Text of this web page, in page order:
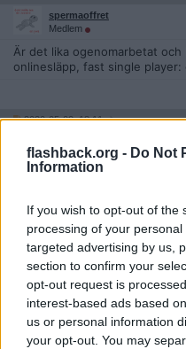
flashback.org - Do Not
Information
If you wish to opt-out of the
processing of your
targeted advertising by us,
section to confirm your
opt-out request is
interest-based ads based
us or personal information
your opt-out. You may
spermaoffret
Medlem
Är det lika ogenomarbetat och
onlinesläpp, fast single
2020-05-02, 18:11
Medlem
2020-05-02, 18:11
HermaeusMora
Medlem
Citat:
Ursprungligen postat av
Tycker de känns tråkigt att